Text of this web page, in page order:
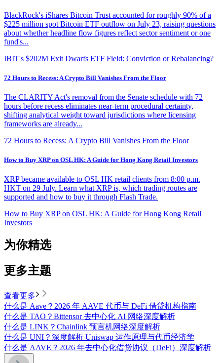
BlackRock's iShares Bitcoin Trust accounted for roughly 90% of a
$225 million spot Bitcoin ETF outflow on July 23, raising questions
about whether headline flow figures reflect sector sentiment or one
fund's...
IBIT's $202M Exit Dwarfs ETF Field: Conviction or Rebalancing?
72 Hours to Recess: A Crypto Bill Vanishes From the Floor
The CLARITY Act's removal from the Senate schedule with 72
hours before recess eliminates near-term procedural certainty,
shifting analytical weight toward jurisdictions where licensing
frameworks are already...
72 Hours to Recess: A Crypto Bill Vanishes From the Floor
How to Buy XRP on OSL HK: A Guide for Hong Kong Retail Investors
XRP became available to OSL HK retail clients from 8:00 p.m.
HKT on 29 July. Learn what XRP is, which trading routes are
supported and how to buy it through Flash Trade.
How to Buy XRP on OSL HK: A Guide for Hong Kong Retail
Investors
为你精选
更多主题
查看更多
什么是 Aave？2026 年 AAVE 代币与 DeFi 借贷机构指南
什么是 TAO？Bittensor 去中心化 AI 网络深度解析
什么是 LINK？Chainlink 预言机网络深度解析
什么是 UNI？深度解析 Uniswap 运作原理与代币经济学
什么是 AAVE？2026 年去中心化借贷协议（DeFi）深度解析